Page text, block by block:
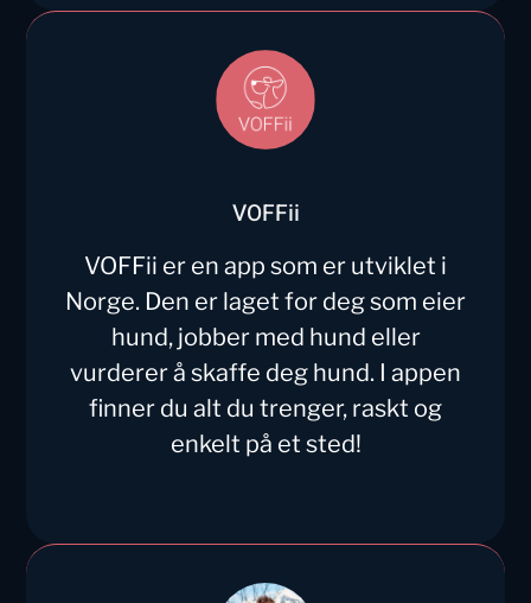
VOFFii
VOFFii er en app som er utviklet i
Norge. Den er laget for deg som eier
hund, jobber med hund eller
vurderer å skaffe deg hund. I appen
finner du alt du trenger, raskt og
enkelt på et sted!